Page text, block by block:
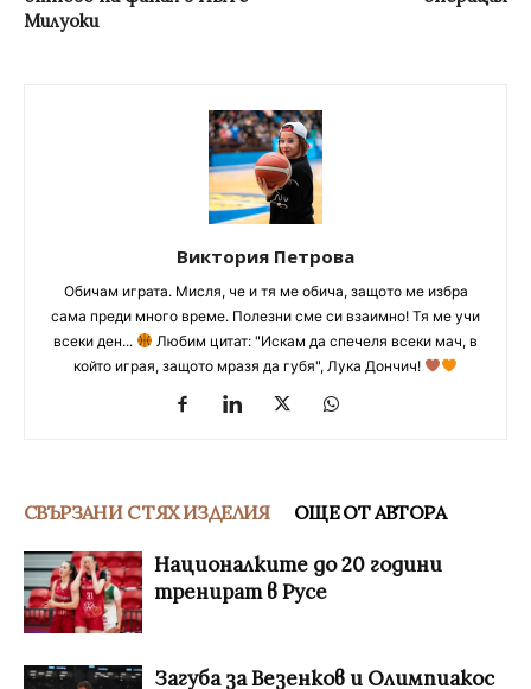
Милуоки
Виктория Петрова
Обичам играта. Мисля, че и тя ме обича, защото ме избра
сама преди много време. Полезни сме си взаимно! Тя ме учи
всеки ден...
Любим цитат: "Искам да спечеля всеки мач, в
който играя, защото мразя да губя", Лука Дончич!
СВЪРЗАНИ С ТЯХ ИЗДЕЛИЯ ОЩЕ ОТ АВТОРА
Националките до 20 години
тренират в Русе
Загуба за Везенков и Олимпиакос